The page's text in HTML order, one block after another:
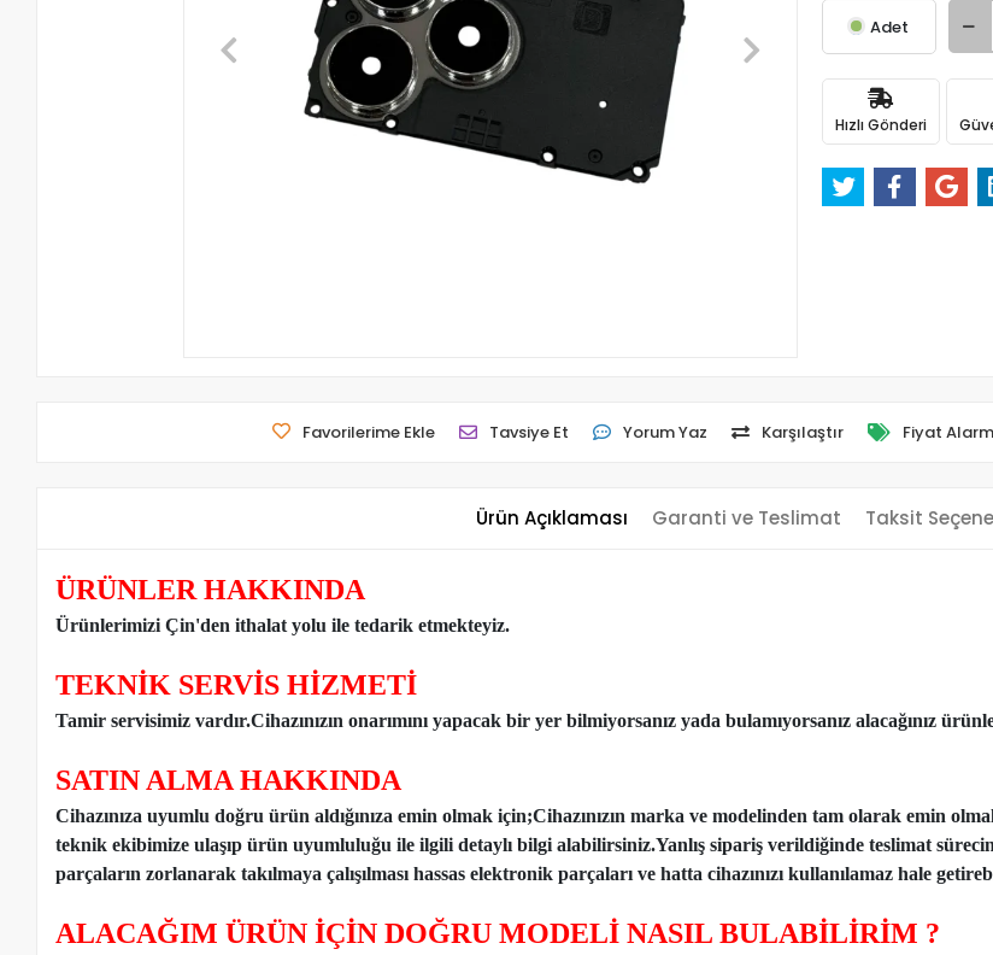
Adet
Hızlı Gönderi
Favorilerime Ekle Tavsiye Et Yorum Yaz Karşılaştır Fiyat
Ürün Açıklaması Garanti ve Teslimat Taksit
ÜRÜNLER HAKKINDA
Ürünlerimizi Çin'den ithalat yolu ile tedarik etmekteyiz.
TEKNİK SERVİS HİZMETİ
Tamir servisimiz vardır.Cihazınızın onarımını yapacak bir yer bilmiyorsanız yada bulamıyorsanız alacağınız
SATIN ALMA HAKKINDA
Cihazınıza uyumlu doğru ürün aldığınıza emin olmak için;Cihazınızın marka ve modelinden tam olarak emin
teknik ekibimize ulaşıp ürün uyumluluğu ile ilgili detaylı bilgi alabilirsiniz.Yanlış sipariş verildiğinde teslimat
parçaların zorlanarak takılmaya çalışılması hassas elektronik parçaları ve hatta cihazınızı kullanılamaz hale
ALACAĞIM ÜRÜN İÇİN DOĞRU MODELİ NASIL BULABİLİRİM ?